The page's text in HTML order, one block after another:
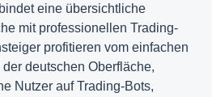
eine übersichtliche
mit professionellen Trading-
profitieren vom einfachen
deutschen Oberfläche,
Nutzer auf Trading-Bots,